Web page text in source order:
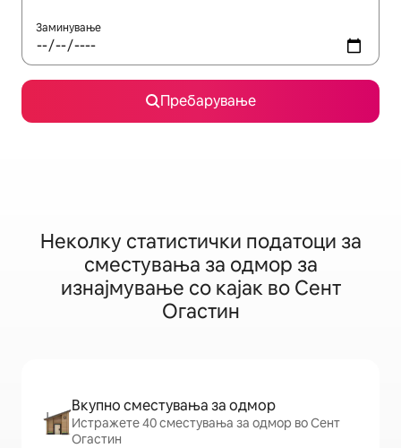
Заминување
Пребарување
Неколку статистички податоци за
сместувања за одмор за
изнајмување со кајак во Сент
Огастин
Вкупно сместувања за одмор
Истражете 40 сместувања за одмор во Сент
Огастин